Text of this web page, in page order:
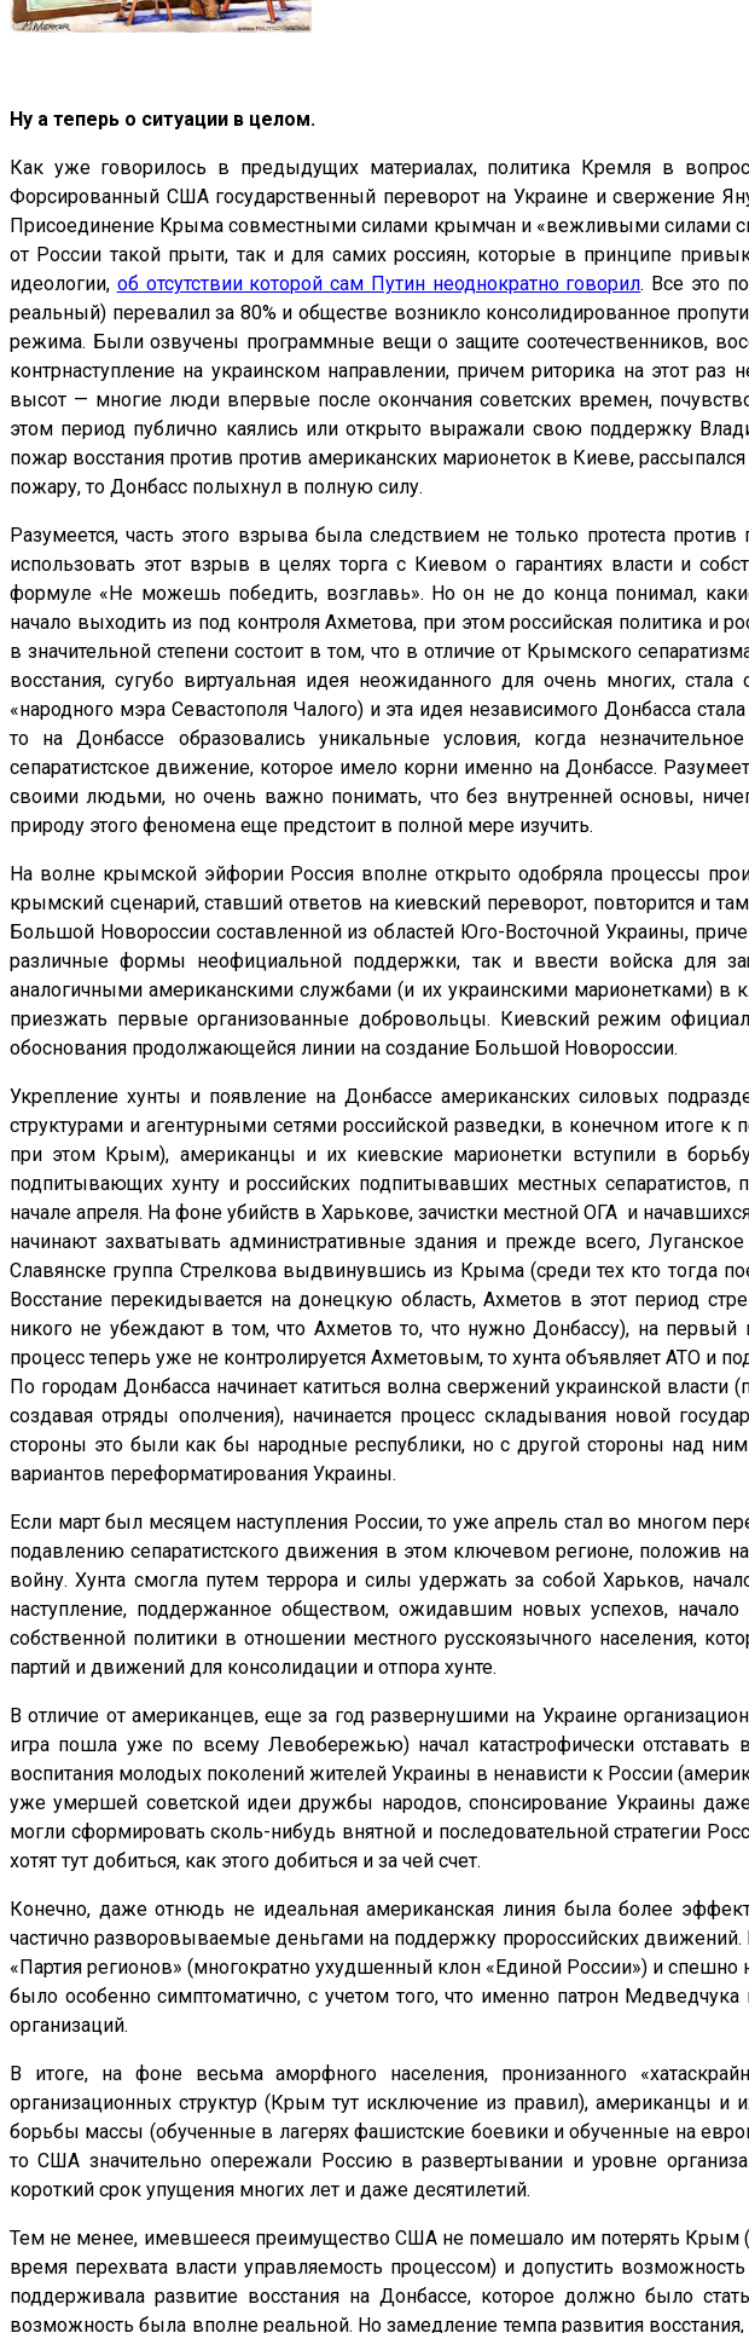
Ну а теперь о ситуации в целом.
Как уже говорилось в предыдущих материалах, политика Кремля в
Форсированный США государственный переворот на Украине и свержение
Присоединение Крыма совместными силами крымчан и «вежливыми силами
от России такой прыти, так и для самих россиян, которые в принципе
идеологии, об отсутствии которой сам Путин неоднократно говорил. Все это
реальный) перевалил за 80% и обществе возникло консолидированное
режима. Были озвучены программные вещи о защите соотечественников,
контрнаступление на украинском направлении, причем риторика на этот
высот — многие люди впервые после окончания советских времен,
этом период публично каялись или открыто выражали свою поддержку
пожар восстания против против американских марионеток в Киеве,
пожару, то Донбасс полыхнул в полную силу.
Разумеется, часть этого взрыва была следствием не только протеста
использовать этот взрыв в целях торга с Киевом о гарантиях власти и
формуле «Не можешь победить, возглавь». Но он не до конца понимал,
начало выходить из под контроля Ахметова, при этом российская политика и
в значительной степени состоит в том, что в отличие от Крымского
восстания, сугубо виртуальная идея неожиданного для очень многих,
«народного мэра Севастополя Чалого) и эта идея независимого Донбасса
то на Донбассе образовались уникальные условия, когда
сепаратистское движение, которое имело корни именно на Донбассе.
своими людьми, но очень важно понимать, что без внутренней основы,
природу этого феномена еще предстоит в полной мере изучить.
На волне крымской эйфории Россия вполне открыто одобряла процессы
крымский сценарий, ставший ответов на киевский переворот, повторится и
Большой Новороссии составленной из областей Юго-Восточной Украины,
различные формы неофициальной поддержки, так и ввести войска для
аналогичными американскими службами (и их украинскими марионетками) в
приезжать первые организованные добровольцы. Киевский режим
обоснования продолжающейся линии на создание Большой Новороссии.
Укрепление хунты и появление на Донбассе американских силовых
структурами и агентурными сетями российской разведки, в конечном итоге
при этом Крым), американцы и их киевские марионетки вступили в
подпитывающих хунту и российских подпитывавших местных
начале апреля. На фоне убийств в Харькове, зачистки местной ОГА и
начинают захватывать административные здания и прежде всего,
Славянске группа Стрелкова выдвинувшись из Крыма (среди тех кто тогда
Восстание перекидывается на донецкую область, Ахметов в этот период
никого не убеждают в том, что Ахметов то, что нужно Донбассу), на
процесс теперь уже не контролируется Ахметовым, то хунта объявляет АТО и
По городам Донбасса начинает катиться волна свержений украинской
создавая отряды ополчения), начинается процесс складывания новой
стороны это были как бы народные республики, но с другой стороны над
вариантов переформатирования Украины.
Если март был месяцем наступления России, то уже апрель стал во многом
подавлению сепаратистского движения в этом ключевом регионе, положив
войну. Хунта смогла путем террора и силы удержать за собой Харьков,
наступление, поддержанное обществом, ожидавшим новых успехов,
собственной политики в отношении местного русскоязычного населения,
партий и движений для консолидации и отпора хунте.
В отличие от американцев, еще за год развернушими на Украине
игра пошла уже по всему Левобережью) начал катастрофически
воспитания молодых поколений жителей Украины в ненависти к России
уже умершей советской идеи дружбы народов, спонсирование Украины
могли сформировать сколь-нибудь внятной и последовательной стратегии
хотят тут добиться, как этого добиться и за чей счет.
Конечно, даже отнюдь не идеальная американская линия была более
частично разворовываемые деньгами на поддержку пророссийских движений.
«Партия регионов» (многократно ухудшенный клон «Единой России») и
было особенно симптоматично, с учетом того, что именно патрон
организаций.
В итоге, на фоне весьма аморфного населения, пронизанного
организационных структур (Крым тут исключение из правил), американцы и
борьбы массы (обученные в лагерях фашистские боевики и обученные на
то США значительно опережали Россию в развертывании и уровне
короткий срок упущения многих лет и даже десятилетий.
Тем не менее, имевшееся преимущество США не помешало им потерять Крым
время перехвата власти управляемость процессом) и допустить
поддерживала развитие восстания на Донбассе, которое должно было
возможность была вполне реальной. Но замедление темпа развития